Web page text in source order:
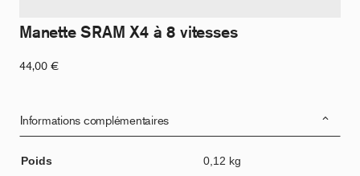
Manette SRAM X4 à 8 vitesses
44,00 €
Informations complémentaires
Poids
0,12 kg